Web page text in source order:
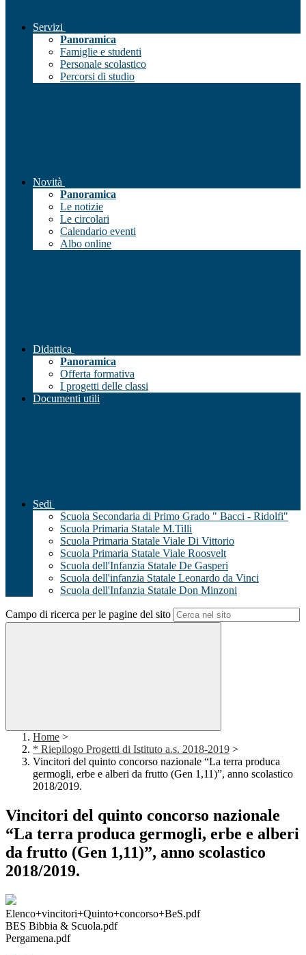
Servizi
Panoramica
Famiglie e studenti
Personale scolastico
Percorsi di studio
Novità
Panoramica
Le notizie
Le circolari
Calendario eventi
Albo online
Didattica
Panoramica
Offerta formativa
I progetti delle classi
Documenti utili
Sedi
Scuola Secondaria di Primo Grado " Bacci - Ridolfi"
Scuola Primaria Statale M.Tilli
Scuola Primaria Statale Viale Di Vittorio
Scuola Primaria Statale Viale Roosvelt
Scuola dell'Infanzia Statale De Gasperi
Scuola dell'infanzia Statale Leonardo da Vinci
Scuola dell'Infanzia Statale Don Minzoni
Campo di ricerca per le pagine del sito
Home >
* Riepilogo Progetti di Istituto a.s. 2018-2019 >
Vincitori del quinto concorso nazionale “La terra produca
germogli, erbe e alberi da frutto (Gen 1,11)”, anno scolastico
2018/2019.
Vincitori del quinto concorso nazionale
“La terra produca germogli, erbe e alberi
da frutto (Gen 1,11)”, anno scolastico
2018/2019.
Elenco+vincitori+Quinto+concorso+BeS.pdf
BES Bibbia & Scuola.pdf
Pergamena.pdf